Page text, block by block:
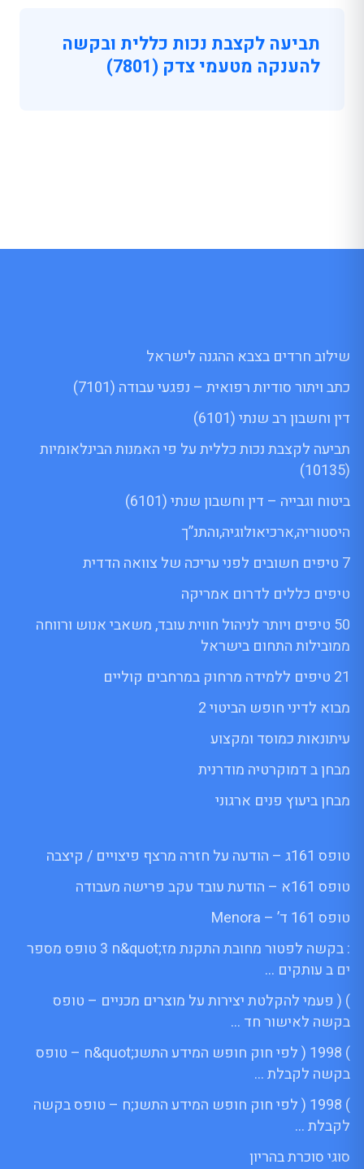
תביעה לקצבת נכות כללית ובקשה
להענקה מטעמי צדק (7801)
שילוב חרדים בצבא ההגנה לישראל
כתב ויתור סודיות רפואית – נפגעי עבודה (7101)
דין וחשבון רב שנתי (6101)
תביעה לקצבת נכות כללית על פי האמנות הבינלאומיות
(10135)
ביטוח וגבייה – דין וחשבון שנתי (6101)
היסטוריה,ארכיאולוגיה,והתנ”ך
7 טיפים חשובים לפני עריכה של צוואה הדדית
טיפים כללים לדרום אמריקה
50 טיפים ויותר לניהול חווית עובד, משאבי אנוש ורווחה
ממובילות התחום בישראל
21 טיפים ללמידה מרחוק במרחבים קוליים
מבוא לדיני חופש הביטוי 2
עיתונאות כמוסד ומקצוע
מבחן ב דמוקרטיה מודרנית
מבחן ביעוץ פנים ארגוני
טופס 161ג – הודעה על חזרה מרצף פיצויים / קיצבה
טופס 161א – הודעת עובד עקב פרישה מעבודה
טופס 161 ד’ – Menora
: בקשה לפטור מחובת התקנת מז;quot&ח 3 טופס מספר
ים ב עותקים …
) ( פעמי להקלטת יצירות על מוצרים מכניים – טופס
בקשה לאישור חד …
) 1998 ( לפי חוק חופש המידע התשנ;quot&ח – טופס
בקשה לקבלת …
) 1998 ( לפי חוק חופש המידע התשנ;ח – טופס בקשה
לקבלת …
סוגי סוכרת בהריון